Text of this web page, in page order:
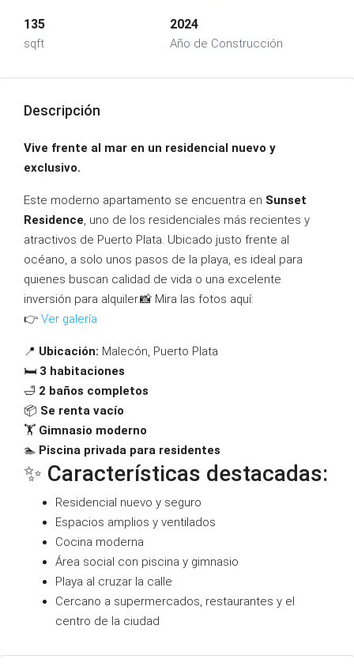
135
sqft
2024
Año de Construcción
Descripción
Vive frente al mar en un residencial nuevo y
exclusivo.
Este moderno apartamento se encuentra en Sunset
Residence, uno de los residenciales más recientes y
atractivos de Puerto Plata. Ubicado justo frente al
océano, a solo unos pasos de la playa, es ideal para
quienes buscan calidad de vida o una excelente
inversión para alquiler.📸 Mira las fotos aquí:
👉 Ver galería
📍 Ubicación: Malecón, Puerto Plata
🛏 3 habitaciones
🛁 2 baños completos
📦 Se renta vacío
🏋️ Gimnasio moderno
🏊 Piscina privada para residentes
✨ Características destacadas:
Residencial nuevo y seguro
Espacios amplios y ventilados
Cocina moderna
Área social con piscina y gimnasio
Playa al cruzar la calle
Cercano a supermercados, restaurantes y el
centro de la ciudad